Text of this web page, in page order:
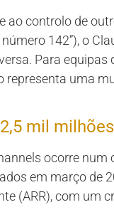
ao controlo de
número 142”), o
Para
representa uma
mil
ocorre
em março de
(ARR), com um